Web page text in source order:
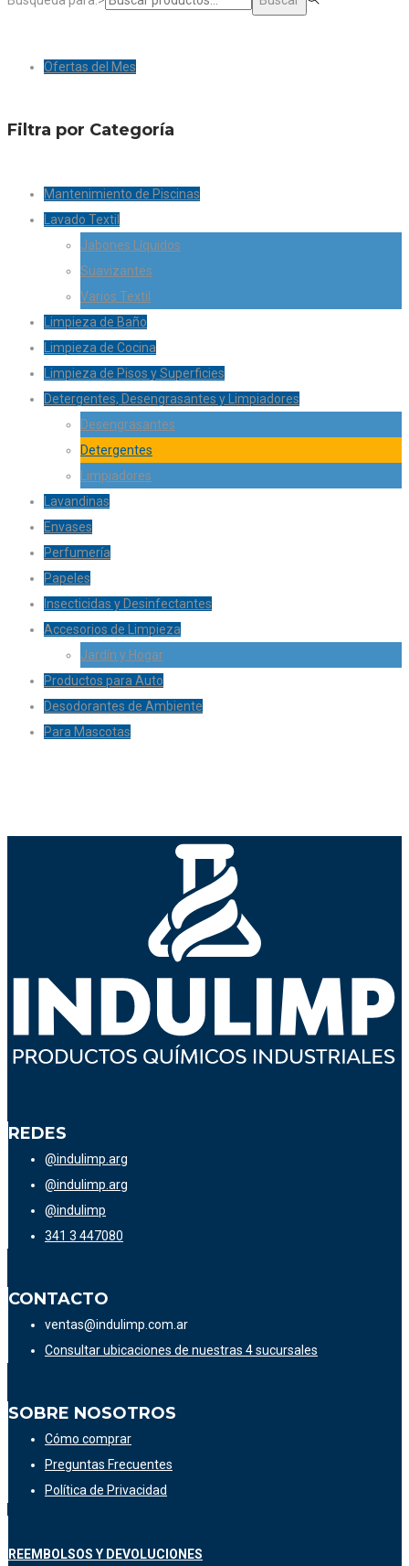
Ofertas del Mes
Filtra por Categoría
Mantenimiento de Piscinas
Lavado Textil
Jabones Líquidos
Suavizantes
Varios Textil
Limpieza de Baño
Limpieza de Cocina
Limpieza de Pisos y Superficies
Detergentes, Desengrasantes y Limpiadores
Desengrasantes
Detergentes
Limpiadores
Lavandinas
Envases
Perfumería
Papeles
Insecticidas y Desinfectantes
Accesorios de Limpieza
Jardín y Hogar
Productos para Auto
Desodorantes de Ambiente
Para Mascotas
REDES
@indulimp.arg
@indulimp.arg
@indulimp
341 3 447080
CONTACTO
ventas@indulimp.com.ar
Consultar ubicaciones de nuestras 4 sucursales
SOBRE NOSOTROS
Cómo comprar
Preguntas Frecuentes
Política de Privacidad
REEMBOLSOS Y DEVOLUCIONES